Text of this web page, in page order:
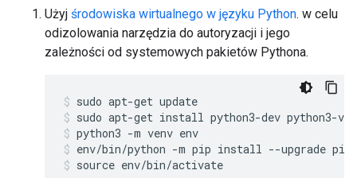
Użyj środowiska wirtualnego w języku Python. w celu
odizolowania narzędzia do autoryzacji i jego
zależności od systemowych pakietów Pythona.
sudo apt-get update
sudo apt-get install python3-dev python3-
python3 -m venv env
env/bin/python -m pip install --upgrade pip
source env/bin/activate